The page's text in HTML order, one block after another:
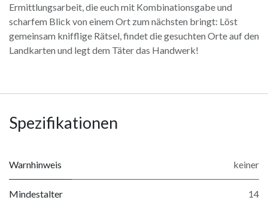
Ermittlungsarbeit, die euch mit Kombinationsgabe und
scharfem Blick von einem Ort zum nächsten bringt: Löst
gemeinsam knifflige Rätsel, findet die gesuchten Orte auf den
Landkarten und legt dem Täter das Handwerk!
Spezifikationen
Warnhinweis keiner
Mindestalter 14